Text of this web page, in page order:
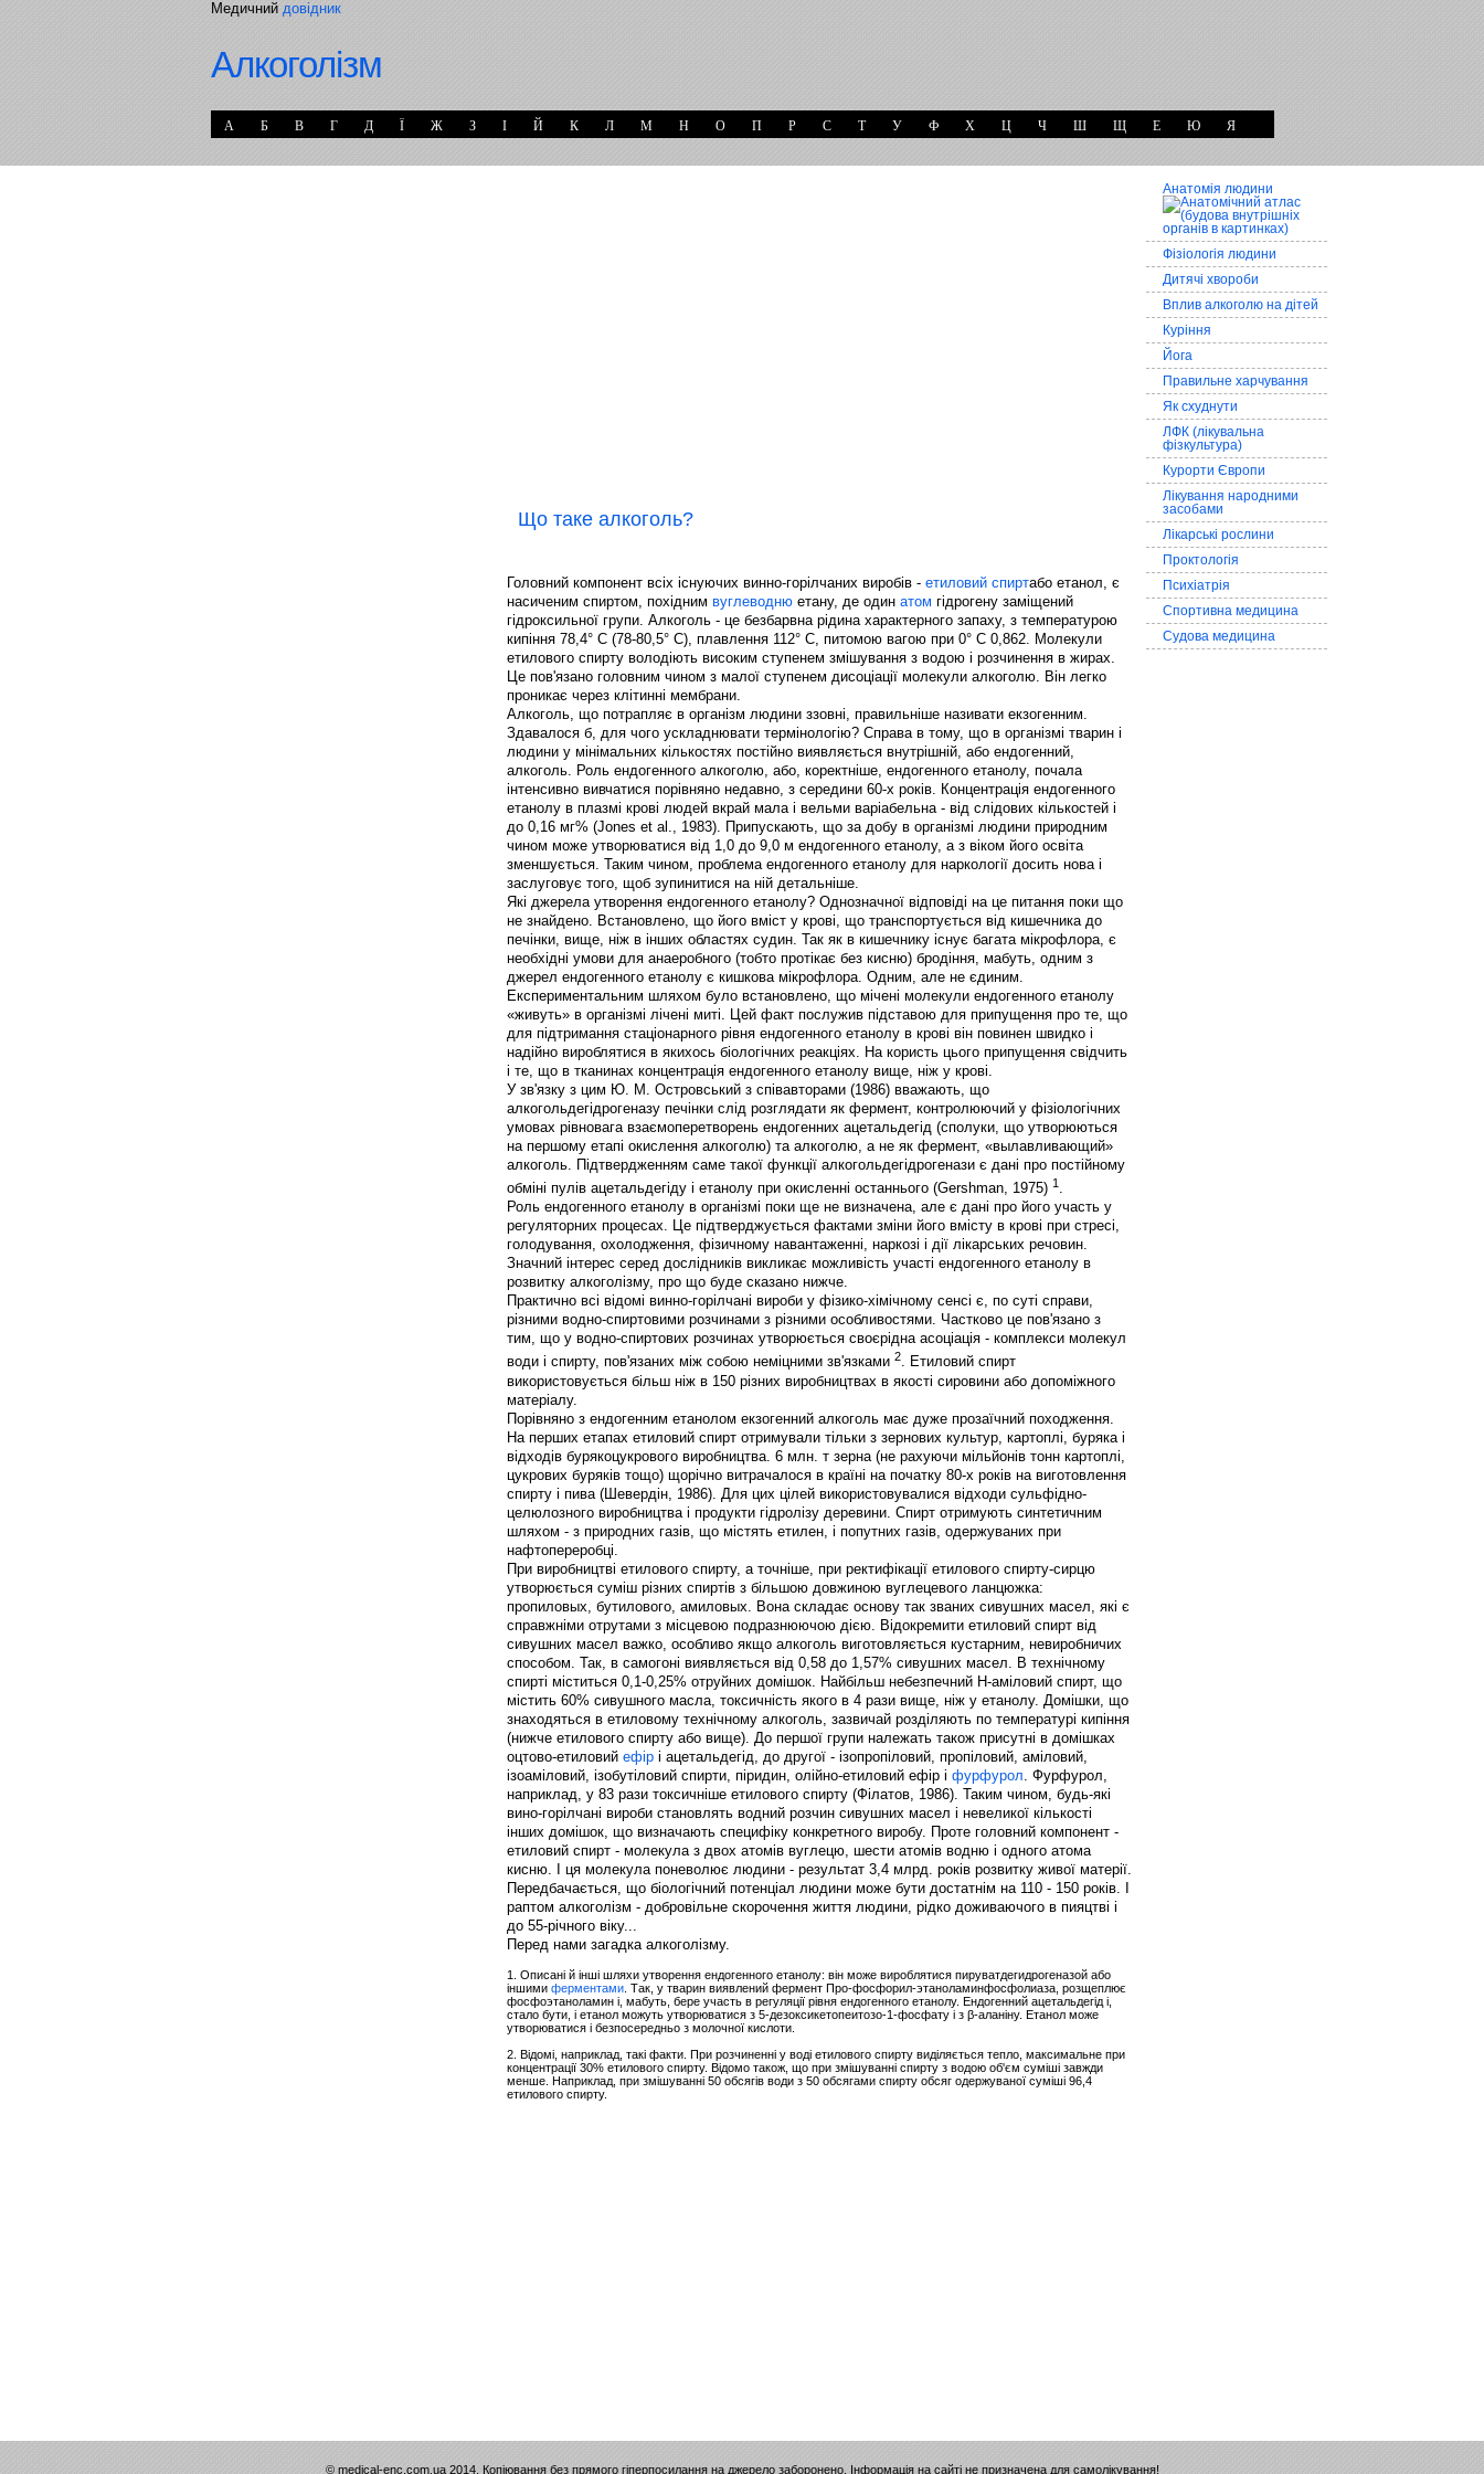
Медичнийдовідник
Алкоголізм
А Б В Г Д Ї Ж З І Й К Л М Н О П Р С Т У Ф Х Ц Ч Ш Щ Е Ю Я
Що таке алкоголь?
Головний компонент всіх існуючих винно-горілчаних виробів - етиловий спиртабо етанол, є
насиченим спиртом, похідним вуглеводню етану, де один атом гідрогену заміщений
гідроксильної групи. Алкоголь - це безбарвна рідина характерного запаху, з температурою
кипіння 78,4° С (78-80,5° С), плавлення 112° С, питомою вагою при 0° С 0,862. Молекули
етилового спирту володіють високим ступенем змішування з водою і розчинення в жирах.
Це пов'язано головним чином з малої ступенем дисоціації молекули алкоголю. Він легко
проникає через клітинні мембрани.
Алкоголь, що потрапляє в організм людини ззовні, правильніше називати екзогенним.
Здавалося б, для чого ускладнювати термінологію? Справа в тому, що в організмі тварин і
людини у мінімальних кількостях постійно виявляється внутрішній, або ендогенний,
алкоголь. Роль ендогенного алкоголю, або, коректніше, ендогенного етанолу, почала
інтенсивно вивчатися порівняно недавно, з середини 60-х років. Концентрація ендогенного
етанолу в плазмі крові людей вкрай мала і вельми варіабельна - від слідових кількостей і
до 0,16 мг% (Jones et al., 1983). Припускають, що за добу в організмі людини природним
чином може утворюватися від 1,0 до 9,0 м ендогенного етанолу, а з віком його освіта
зменшується. Таким чином, проблема ендогенного етанолу для наркології досить нова і
заслуговує того, щоб зупинитися на ній детальніше.
Які джерела утворення ендогенного етанолу? Однозначної відповіді на це питання поки що
не знайдено. Встановлено, що його вміст у крові, що транспортується від кишечника до
печінки, вище, ніж в інших областях судин. Так як в кишечнику існує багата мікрофлора, є
необхідні умови для анаеробного (тобто протікає без кисню) бродіння, мабуть, одним з
джерел ендогенного етанолу є кишкова мікрофлора. Одним, але не єдиним.
Експериментальним шляхом було встановлено, що мічені молекули ендогенного етанолу
«живуть» в організмі лічені миті. Цей факт послужив підставою для припущення про те, що
для підтримання стаціонарного рівня ендогенного етанолу в крові він повинен швидко і
надійно вироблятися в якихось біологічних реакціях. На користь цього припущення свідчить
і те, що в тканинах концентрація ендогенного етанолу вище, ніж у крові.
У зв'язку з цим Ю. М. Островський з співавторами (1986) вважають, що
алкогольдегідрогеназу печінки слід розглядати як фермент, контролюючий у фізіологічних
умовах рівновага взаємоперетворень ендогенних ацетальдегід (сполуки, що утворюються
на першому етапі окислення алкоголю) та алкоголю, а не як фермент, «вылавливающий»
алкоголь. Підтвердженням саме такої функції алкогольдегідрогенази є дані про постійному
обміні пулів ацетальдегіду і етанолу при окисленні останнього (Gershman, 1975) 1 .
Роль ендогенного етанолу в організмі поки ще не визначена, але є дані про його участь у
регуляторних процесах. Це підтверджується фактами зміни його вмісту в крові при стресі,
голодування, охолодження, фізичному навантаженні, наркозі і дії лікарських речовин.
Значний інтерес серед дослідників викликає можливість участі ендогенного етанолу в
розвитку алкоголізму, про що буде сказано нижче.
Практично всі відомі винно-горілчані вироби у фізико-хімічному сенсі є, по суті справи,
різними водно-спиртовими розчинами з різними особливостями. Частково це пов'язано з
тим, що у водно-спиртових розчинах утворюється своєрідна асоціація - комплекси молекул
води і спирту, пов'язаних між собою неміцними зв'язками 2. Етиловий спирт
використовується більш ніж в 150 різних виробництвах в якості сировини або допоміжного
матеріалу.
Порівняно з ендогенним етанолом екзогенний алкоголь має дуже прозаїчний походження.
На перших етапах етиловий спирт отримували тільки з зернових культур, картоплі, буряка і
відходів бурякоцукрового виробництва. 6 млн. т зерна (не рахуючи мільйонів тонн картоплі,
цукрових буряків тощо) щорічно витрачалося в країні на початку 80-х років на виготовлення
спирту і пива (Шевердін, 1986). Для цих цілей використовувалися відходи сульфідно-
целюлозного виробництва і продукти гідролізу деревини. Спирт отримують синтетичним
шляхом - з природних газів, що містять етилен, і попутних газів, одержуваних при
нафтопереробці.
При виробництві етилового спирту, а точніше, при ректифікації етилового спирту-сирцю
утворюється суміш різних спиртів з більшою довжиною вуглецевого ланцюжка:
пропиловых, бутилового, амиловых. Вона складає основу так званих сивушних масел, які є
справжніми отрутами з місцевою подразнюючою дією. Відокремити етиловий спирт від
сивушних масел важко, особливо якщо алкоголь виготовляється кустарним, невиробничих
способом. Так, в самогоні виявляється від 0,58 до 1,57% сивушних масел. В технічному
спирті міститься 0,1-0,25% отруйних домішок. Найбільш небезпечний Н-аміловий спирт, що
містить 60% сивушного масла, токсичність якого в 4 рази вище, ніж у етанолу. Домішки, що
знаходяться в етиловому технічному алкоголь, зазвичай розділяють по температурі кипіння
(нижче етилового спирту або вище). До першої групи належать також присутні в домішках
оцтово-етиловий ефір і ацетальдегід, до другої - ізопропіловий, пропіловий, аміловий,
ізоаміловий, ізобутіловий спирти, піридин, олійно-етиловий ефір і фурфурол . Фурфурол,
наприклад, у 83 рази токсичніше етилового спирту (Філатов, 1986). Таким чином, будь-які
вино-горілчані вироби становлять водний розчин сивушних масел і невеликої кількості
інших домішок, що визначають специфіку конкретного виробу. Проте головний компонент -
етиловий спирт - молекула з двох атомів вуглецю, шести атомів водню і одного атома
кисню. І ця молекула поневолює людини - результат 3,4 млрд. років розвитку живої матерії.
Передбачається, що біологічний потенціал людини може бути достатнім на 110 - 150 років. І
раптом алкоголізм - добровільне скорочення життя людини, рідко доживаючого в пияцтві і
до 55-річного віку...
Перед нами загадка алкоголізму.
1. Описані й інші шляхи утворення ендогенного етанолу: він може вироблятися пируватдегидрогеназой або
іншими ферментами . Так, у тварин виявлений фермент Про-фосфорил-этаноламинфосфолиаза, розщеплює
фосфоэтаноламин і, мабуть, бере участь в регуляції рівня ендогенного етанолу. Ендогенний ацетальдегід і,
стало бути, і етанол можуть утворюватися з 5-дезоксикетопеитозо-1-фосфату і з β-аланіну. Етанол може
утворюватися і безпосередньо з молочної кислоти.
2. Відомі, наприклад, такі факти. При розчиненні у воді етилового спирту виділяється тепло, максимальне при
концентрації 30% етилового спирту. Відомо також, що при змішуванні спирту з водою об'єм суміші завжди
менше. Наприклад, при змішуванні 50 обсягів води з 50 обсягами спирту обсяг одержуваної суміші 96,4
етилового спирту.
Анатомія людини
Фізіологія людини
Дитячі хвороби
Вплив алкоголю на дітей
Куріння
Йога
Правильне харчування
Як схуднути
ЛФК (лікувальна
фізкультура)
Курорти Європи
Лікування народними
засобами
Лікарські рослини
Проктологія
Психіатрія
Спортивна медицина
Судова медицина
© medical-enc.com.ua 2014. Копіювання без прямого гіперпосилання на джерело заборонено. Інформація на сайті не призначена для самолікування!